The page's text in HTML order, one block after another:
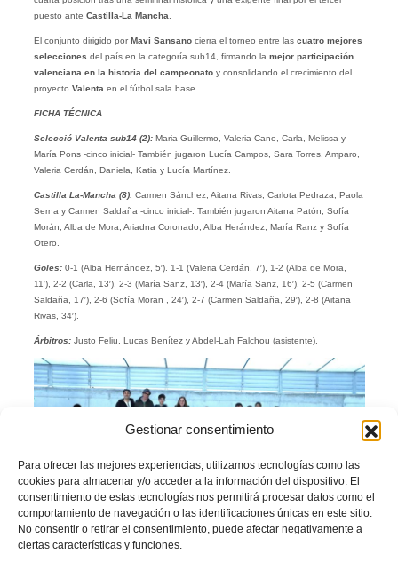
Gestionar consentimiento
Para ofrecer las mejores experiencias, utilizamos tecnologías como las
cookies para almacenar y/o acceder a la información del dispositivo. El
consentimiento de estas tecnologías nos permitirá procesar datos como el
comportamiento de navegación o las identificaciones únicas en este sitio.
No consentir o retirar el consentimiento, puede afectar negativamente a
ciertas características y funciones.
puesto ante Castilla-La Mancha
El conjunto dirigido porMavi Sansanocierra el torneo entre las cuatro mejores
selecciones del país en la categoría sub14, firmando la mejor participación
valenciana en la historia del campeonatoy consolidando el crecimiento del
proyecto Valenta en el fútbol sala base.
FICHA TÉCNICA
Selecció Valenta sub14 (2):Maria Guillermo, Valeria Cano, Carla, Melissa y
María Pons -cinco inicial- También jugaron Lucía Campos, Sara Torres, Amparo,
Valeria Cerdán, Daniela, Katia y Lucía Martínez.
Castilla La-Mancha (8):Carmen Sánchez, Aitana Rivas, Carlota Pedraza, Paola
Serna y Carmen Saldaña -cinco inicial-. También jugaron Aitana Patón, Sofía
Morán, Alba de Mora, Ariadna Coronado, Alba Herández, María Ranz y Sofía
Otero.
Goles:0-1 (Alba Hernández, 5′). 1-1 (Valeria Cerdán, 7′), 1-2 (Alba de Mora,
11′), 2-2 (Carla, 13′), 2-3 (María Sanz, 13′), 2-4 (María Sanz, 16′), 2-5 (Carmen
Saldaña, 17′), 2-6 (Sofía Moran , 24′), 2-7 (Carmen Saldaña, 29′), 2-8 (Aitana
Rivas, 34′).
Árbitros:Justo Feliu, Lucas Benítez y Abdel-Lah Falchou (asistente).